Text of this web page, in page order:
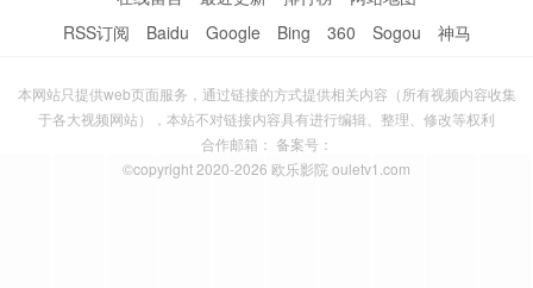
RSS订阅
Baidu Google Bing 360 Sogou 神马
本网站只提供web页面服务，通过链接的方式提供相关内容（所有视频内容收集
于各大视频网站），本站不对链接内容具有进行编辑、整理、修改等权利
合作邮箱： 备案号：
©copyright 2020-2026 欧乐影院 ouletv1.com